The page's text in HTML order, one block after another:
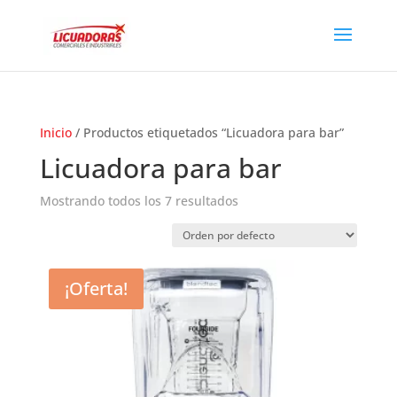
Inicio/ Productos etiquetados “Licuadora para bar”
Licuadora para bar
Mostrando todos los 7 resultados
¡Oferta!